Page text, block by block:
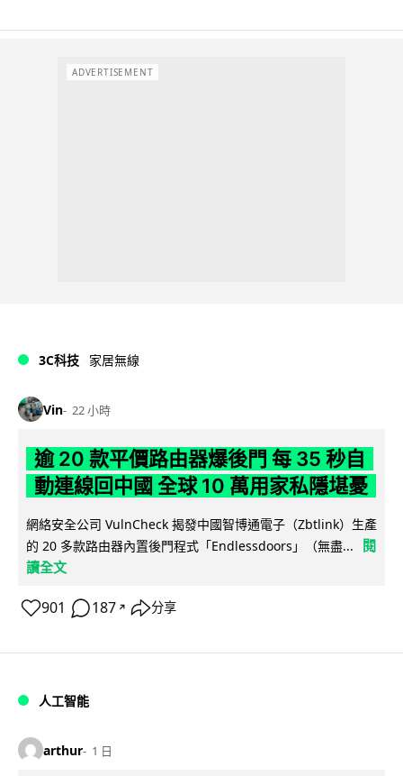
ADVERTISEMENT
3C科技 家居無線
Vin 22 小時
逾 20 款平價路由器爆後門 每 35 秒自
動連線回中國 全球 10 萬用家私隱堪憂
網絡安全公司 VulnCheck 揭發中國智博通電子（Zbtlink）生產
的 20 多款路由器內置後門程式「Endlessdoors」（無盡...
閱
讀全文
901 187 ↗ 分享
人工智能
arthur 1 日